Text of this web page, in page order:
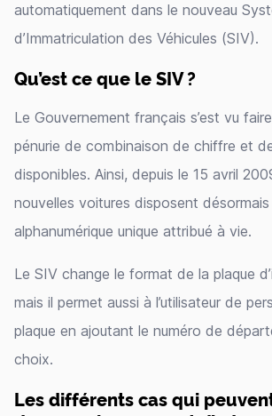
automatiquement dans le nouveau
d’Immatriculation des Véhicules (SIV).
Qu’est ce que le SIV ?
Le Gouvernement français s’est vu
pénurie de combinaison de chiffre et
disponibles. Ainsi, depuis le 15 avril
nouvelles voitures disposent désormais
alphanumérique unique attribué à vie.
Le SIV change le format de la plaque
mais il permet aussi à l’utilisateur de
plaque en ajoutant le numéro de
choix.
Les différents cas qui